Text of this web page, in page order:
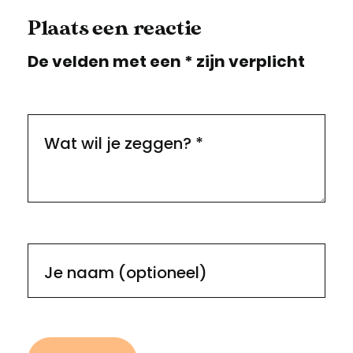
Plaats een reactie
De velden met een * zijn verplicht
Wat wil je zeggen? *
Je naam (optioneel)